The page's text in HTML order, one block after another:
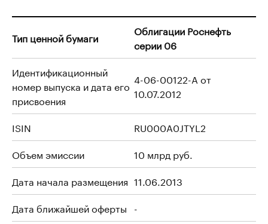
Тип ценной бумаги
Облигации Роснефть
серии 06
Идентификационный
номер выпуска и дата его
присвоения
4-06-00122-A от
10.07.2012
ISIN
RU000A0JTYL2
Объем эмиссии
10 млрд руб.
Дата начала размещения 11.06.2013
Дата ближайшей оферты -